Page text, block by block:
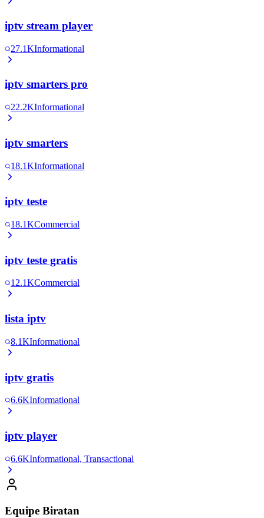
iptv stream player
27.1KInformational
iptv smarters pro
22.2KInformational
iptv smarters
18.1KInformational
iptv teste
18.1KCommercial
iptv teste gratis
12.1KCommercial
lista iptv
8.1KInformational
iptv gratis
6.6KInformational
iptv player
6.6KInformational, Transactional
Equipe Biratan